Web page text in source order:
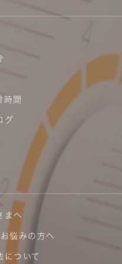
時間
グ
まへ
悩みの方へ
について